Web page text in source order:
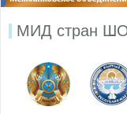
МИД стран